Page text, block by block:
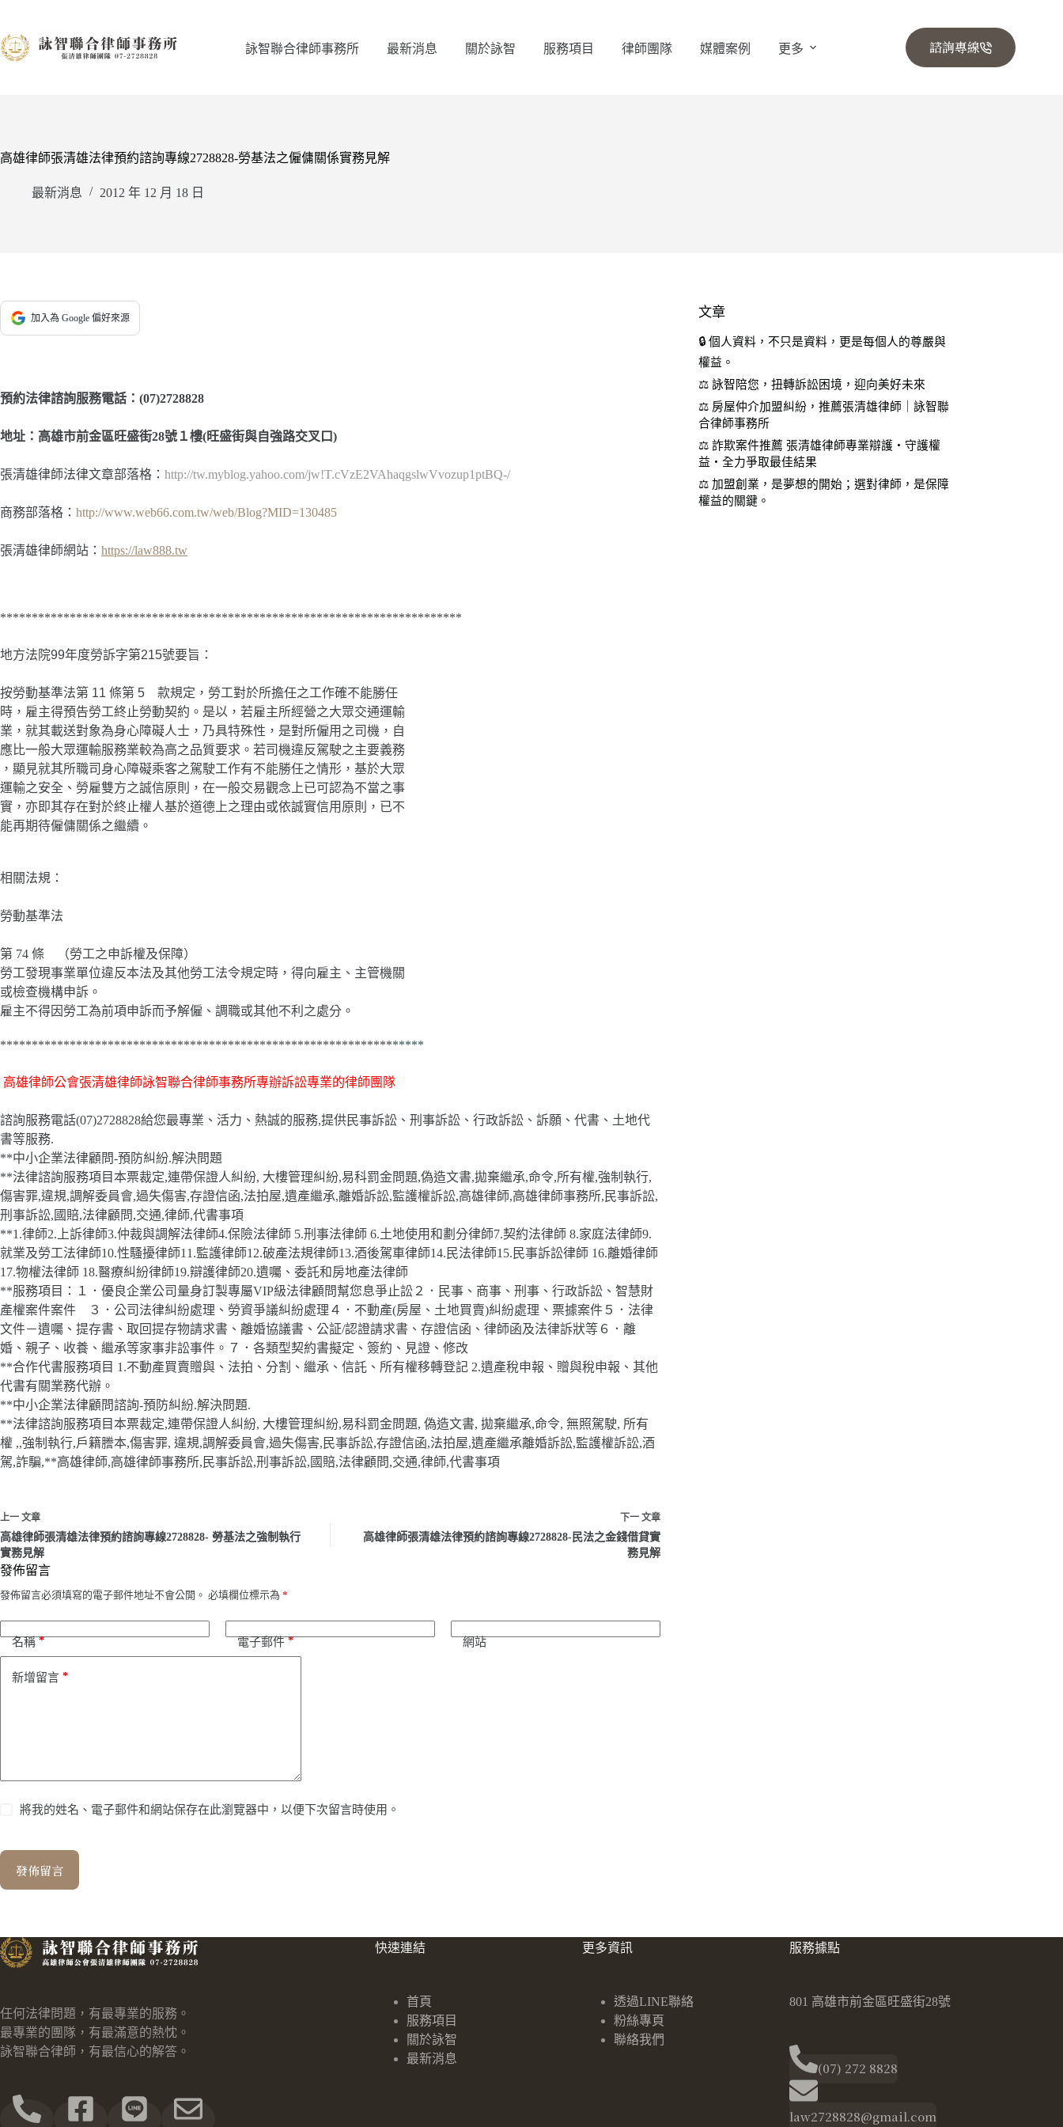
主
詠智聯合律師事務所 最新消息 關於詠智 服務項目 律師團隊 媒體案例 更多 諮詢專線
高雄律師張清雄法律預約諮詢專線2728828-勞基法之僱傭關係實務見解
最新消息 2012 年 12 月 18 日
加入為 Google 偏好來源
預約法律諮詢服務電話：(07)2728828
地址：高雄市前金區旺盛街28號１樓(旺盛街與自強路交叉口)
張清雄律師法律文章部落格： http://tw.myblog.yahoo.com/jw!T.cVzE2VAhaqgslwVvozup1ptBQ-/
商務部落格： http://www.web66.com.tw/web/Blog?MID=130485
張清雄律師網站： https://law888.tw
*************************************************************************
地方法院99年度勞訴字第215號要旨：
按勞動基準法第 11 條第 5 款規定，勞工對於所擔任之工作確不能勝任
時，雇主得預告勞工終止勞動契約。是以，若雇主所經營之大眾交通運輸
業，就其載送對象為身心障礙人士，乃具特殊性，是對所僱用之司機，自
應比一般大眾運輸服務業較為高之品質要求。若司機違反駕駛之主要義務
，顯見就其所職司身心障礙乘客之駕駛工作有不能勝任之情形，基於大眾
運輸之安全、勞雇雙方之誠信原則，在一般交易觀念上已可認為不當之事
實，亦即其存在對於終止權人基於道德上之理由或依誠實信用原則，已不
能再期待僱傭關係之繼續。
相關法規：
勞動基準法
第 74 條 （勞工之申訴權及保障）
勞工發現事業單位違反本法及其他勞工法令規定時，得向雇主、主管機關
或檢查機構申訴。
雇主不得因勞工為前項申訴而予解僱、調職或其他不利之處分。
*******************************************************************
高雄律師公會張清雄律師詠智聯合律師事務所專辦訴訟專業的律師團隊
諮詢服務電話(07)2728828給您最專業、活力、熱誠的服務,提供民事訴訟、刑事訴訟、行政訴訟、訴願、代書、土地代
書等服務.
**中小企業法律顧問-預防糾紛.解決問題
**法律諮詢服務項目本票裁定,連帶保證人糾紛, 大樓管理糾紛,易科罰金問題,偽造文書,拋棄繼承,命令,所有權,強制執行,
傷害罪,違規,調解委員會,過失傷害,存證信函,法拍屋,遺產繼承,離婚訴訟,監護權訴訟,高雄律師,高雄律師事務所,民事訴訟,
刑事訴訟,國賠,法律顧問,交通,律師,代書事項
**1.律師2.上訴律師3.仲裁與調解法律師4.保險法律師 5.刑事法律師 6.土地使用和劃分律師7.契約法律師 8.家庭法律師9.
就業及勞工法律師10.性騷擾律師11.監護律師12.破產法規律師13.酒後駕車律師14.民法律師15.民事訴訟律師 16.離婚律師
17.物權法律師 18.醫療糾紛律師19.辯護律師20.遺囑、委託和房地產法律師
**服務項目：１．優良企業公司量身訂製專屬VIP級法律顧問幫您息爭止訟２．民事、商事、刑事、行政訴訟、智慧財
產權案件案件 ３．公司法律糾紛處理、勞資爭議糾紛處理４．不動產(房屋、土地買賣)糾紛處理、票據案件５．法律
文件－遺囑、提存書、取回提存物請求書、離婚協議書、公証/認證請求書、存證信函、律師函及法律訴狀等６．離
婚、親子、收養、繼承等家事非訟事件。７．各類型契約書擬定、簽約、見證、修改
**合作代書服務項目 1.不動產買賣贈與、法拍、分割、繼承、信託、所有權移轉登記 2.遺產稅申報、贈與稅申報、其他
代書有關業務代辦。
**中小企業法律顧問諮詢-預防糾紛.解決問題.
**法律諮詢服務項目本票裁定,連帶保證人糾紛, 大樓管理糾紛,易科罰金問題, 偽造文書, 拋棄繼承,命令, 無照駕駛, 所有
權 ,,強制執行,戶籍謄本,傷害罪, 違規,調解委員會,過失傷害,民事訴訟,存證信函,法拍屋,遺產繼承離婚訴訟,監護權訴訟,酒
駕,詐騙,**高雄律師,高雄律師事務所,民事訴訟,刑事訴訟,國賠,法律顧問,交通,律師,代書事項
上一 文章
高雄律師張清雄法律預約諮詢專線2728828- 勞基法之強制執行
實務見解
下一 文章
高雄律師張清雄法律預約諮詢專線2728828-民法之金錢借貸實
務見解
發佈留言
發佈留言必須填寫的電子郵件地址不會公開。 必填欄位標示為 *
名稱* 電子郵件* 網站
新增留言 *
將我的姓名、電子郵件和網站保存在此瀏覽器中，以便下次留言時使用。
發佈留言
文章
🔒 個人資料，不只是資料，更是每個人的尊嚴與
權益。
⚖️ 詠智陪您，扭轉訴訟困境，迎向美好未來
⚖️ 房屋仲介加盟糾紛，推薦張清雄律師｜詠智聯
合律師事務所
⚖️ 詐欺案件推薦 張清雄律師專業辯護・守護權
益・全力爭取最佳結果
⚖️ 加盟創業，是夢想的開始；選對律師，是保障
權益的關鍵。
任何法律問題，有最專業的服務。
最專業的團隊，有最滿意的熱忱。
詠智聯合律師，有最信心的解答。
快速連結
首頁
服務項目
關於詠智
最新消息
更多資訊
透過LINE聯絡
粉絲專頁
聯絡我們
服務據點
801 高雄市前金區旺盛街28號
(07) 272 8828
law2728828@gmail.com